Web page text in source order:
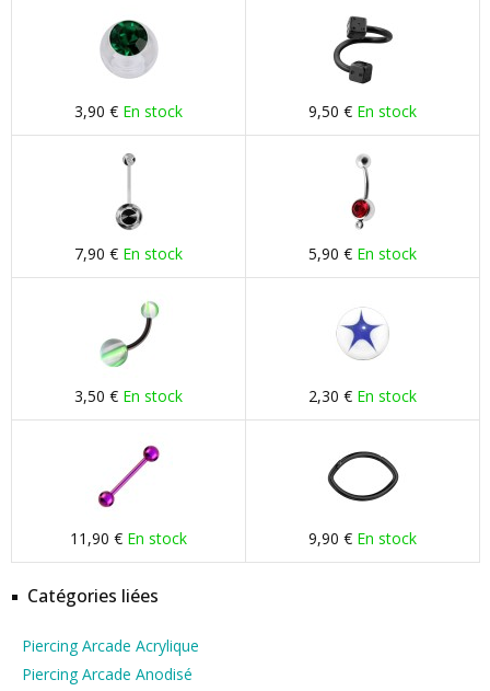
3,90 € En stock 9,50 € En stock
7,90 € En stock 5,90 € En stock
3,50 € En stock 2,30 € En stock
11,90 € En stock 9,90 € En stock
Catégories liées
Piercing Arcade Acrylique
Piercing Arcade Anodisé